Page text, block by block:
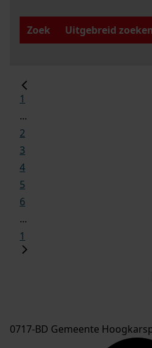
Zoek
Uitgebreid zoeken
1
...
2
3
4
5
6
...
1
0717-BD Gemeente